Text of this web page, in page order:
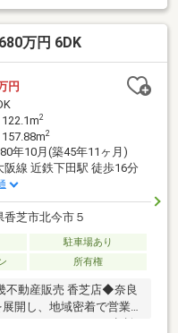
いおもてなしに最適たっ
、美しい庭園が一望ガス
ンから廊下に出ること
では石のテーブルでティ
万円 6DK
円
2
2
年10月(築45年11ヶ月)
阪線 近鉄下田駅 徒歩16分
香芝市北今市５
駐車場あり
所有権
不動産販売 香芝店◆奈良
開し、地域密着で営業し